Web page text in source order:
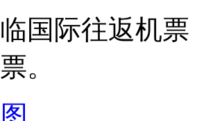
国际往返机
。